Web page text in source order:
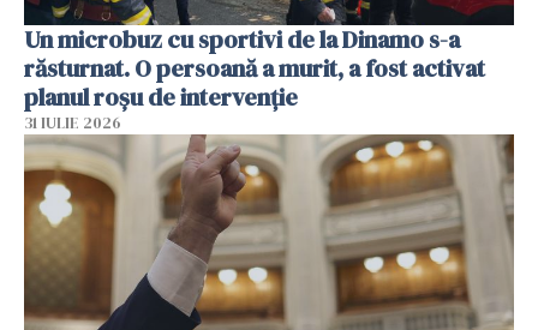
Un microbuz cu sportivi de la Dinamo s-a
răsturnat. O persoană a murit, a fost activat
planul roșu de intervenție
31 IULIE 2026